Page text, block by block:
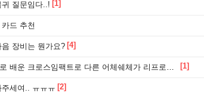
질문임다..! [1]
드 추천
장비는 뭔가요? [4]
운 크로스임팩트로 다른 어체쉐체가 리프로듀스 할 수 있나요? [1]
세여.. ㅠㅠㅠ [2]